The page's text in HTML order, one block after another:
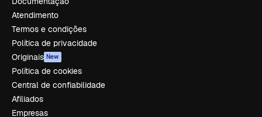
Atendimento
Termos e condições
Política de privacidade
Originais New
Política de cookies
Central de confiabilidade
Afiliados
Empresas